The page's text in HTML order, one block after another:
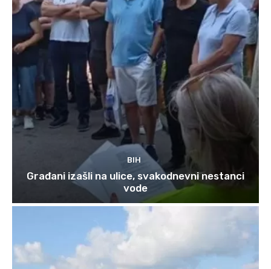
BIH
Građani izašli na ulice, svakodnevni nestanci
vode